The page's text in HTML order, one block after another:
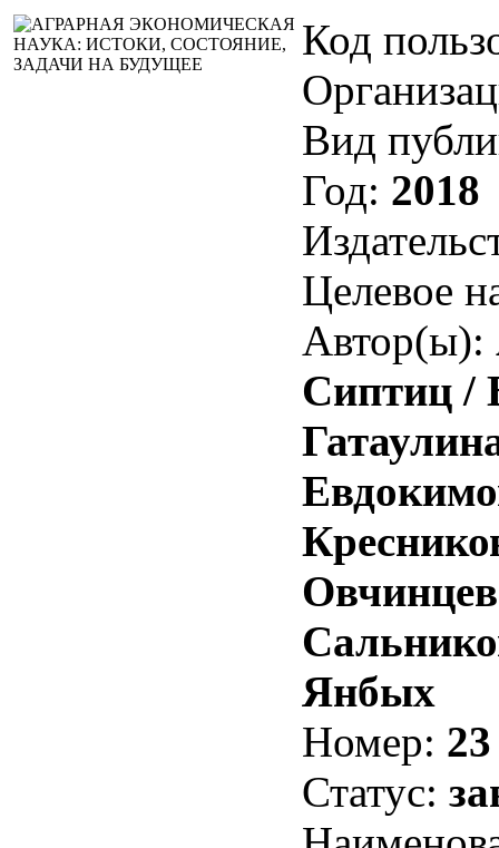
Код
Вид
Год: 2018
Целевое
Автор(ы):
Сиптиц /
Янбых
Номер: 23
Статус: